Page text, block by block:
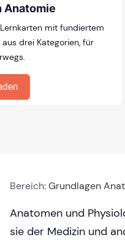
Anatomie
mit fundiertem
drei Kategorien, für
Bereich:Grundlagen
Anatomen und
sie der Medizin und